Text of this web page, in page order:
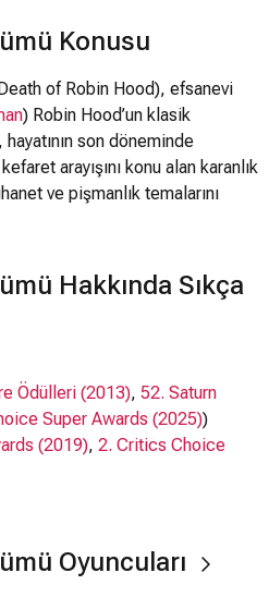
Konusu
of Robin Hood), efsanevi
) Robin Hood’un klasik
son döneminde
arayışını konu alan karanlık
ve pişmanlık temalarını
sunuyor.
savaşlarla yıpranmış bir adamdır.
kanlı çatışmalar ve yaşadığı
kahraman, yaşamının son
altında ezilmektedir.
acımasız bir çatışmada ağır
geçtiği ormanlara geri
anılarıyla baş başa kalacağı
karşısına çıkar.
Hakkında Sıkça
Ödülleri (2013), 52. Saturn
Super Awards (2025))
(2019), 2. Critics Choice
Bill Skarsgård, Jodie Comer,
Oyuncuları